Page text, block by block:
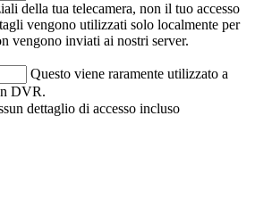
della tua telecamera, non il tuo accesso
vengono utilizzati solo localmente per
vengono inviati ai nostri server.
Questo viene raramente utilizzato a
DVR.
dettaglio di accesso incluso